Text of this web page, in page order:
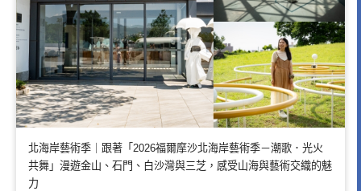
北海岸藝術季｜跟著「2026福爾摩沙北海岸藝術季－潮歌．光火
共舞」漫遊金山、石門、白沙灣與三芝，感受山海與藝術交織的魅
力